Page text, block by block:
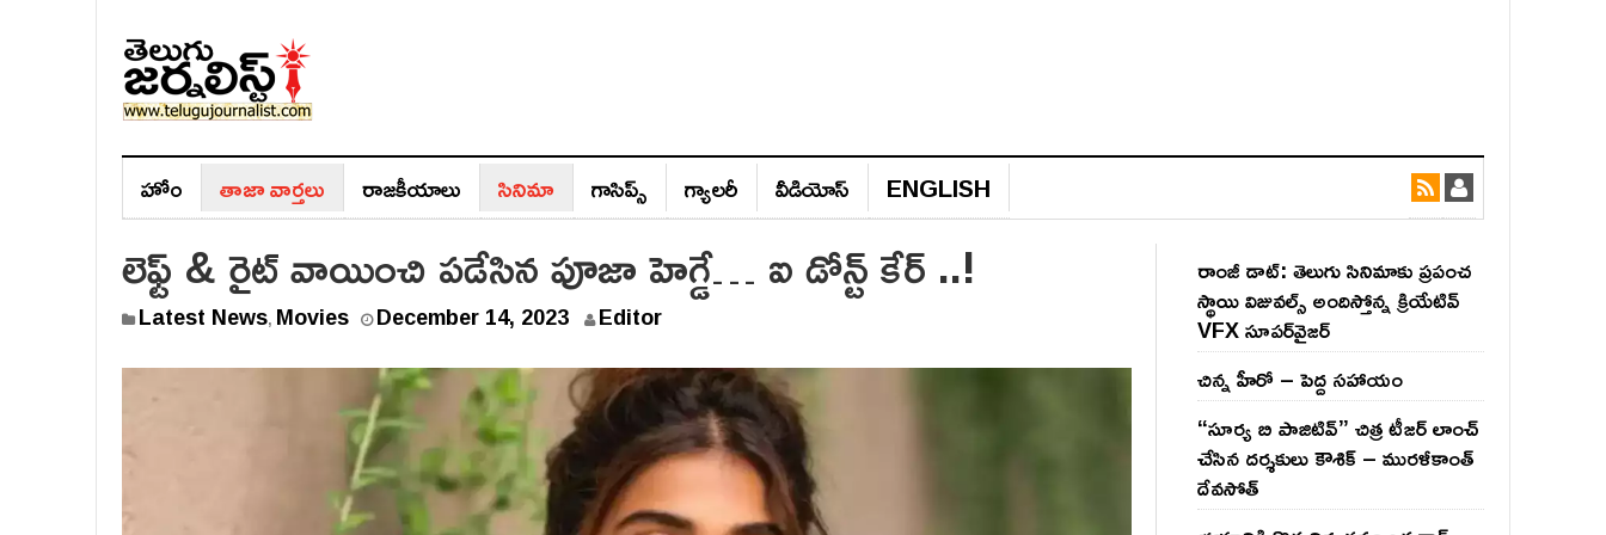
హోం తాజా వార్తలు రాజ‌కీయాలు సినిమా గాసిప్స్‌ గ్యాల‌రీ వీడియోస్‌ ENGLISH
లెఫ్ట్ & రైట్ వాయించి ప‌డేసిన పూజా హెగ్డే… ఐ డోన్ట్ కేర్ ..!
Latest News, Movies December 14, 2023D
c
e
m
r
Editor
రాంజీ డాట్: తెలుగు సినిమాకు ప్రపంచ
స్థాయి విజువల్స్ అందిస్తోన్న క్రియేటివ్
VFX సూపర్‌వైజర్
చిన్న హీరో – పెద్ద సహాయం
“సూర్య బి పాజిటివ్” చిత్ర టీజర్ లాంచ్
చేసిన‌ దర్శకులు కౌశిక్ – మురళీకాంత్
దేవసోత్